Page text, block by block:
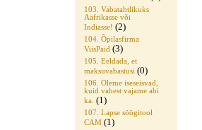
103. Vabatahtlikuks
Aafrikasse või
Indiasse! (2)
104. Õpilasfirma
ViisPaid (3)
105. Eeldada, et
maksuvabastusi (0)
106. Oleme iseseisvad,
kuid vahest vajame abi
ka. (1)
107. Lapse söögitool
CAM (1)